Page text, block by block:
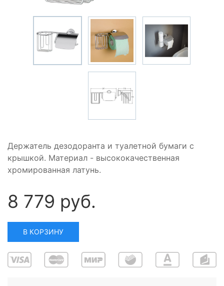
Держатель дезодоранта и туалетной бумаги с
крышкой. Материал - высококачественная
хромированная латунь.
8 779 руб.
В КОРЗИНУ